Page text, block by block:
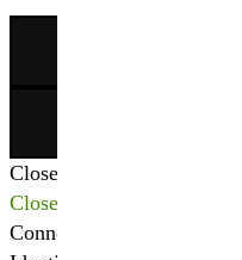
Close
Close
Connexion